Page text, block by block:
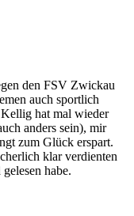
den FSV Zwickau
auch sportlich
hat mal wieder
anders sein), mir
zum Glück erspart.
klar verdienten
habe.